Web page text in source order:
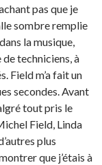
pas que je
sombre remplie
la musique,
techniciens, à
Field m’a fait un
secondes. Avant
tout pris le
Field, Linda
plus
que j’étais à